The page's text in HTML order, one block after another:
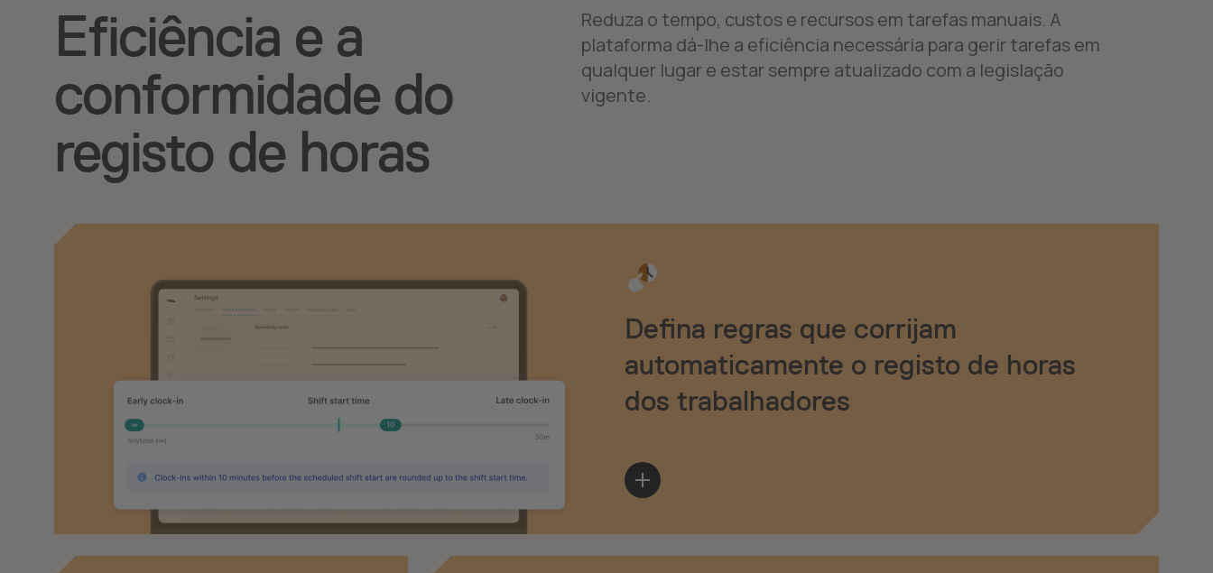
Eficiência e a
conformidade do
registo de horas
Reduza o tempo, custos e recursos em tarefas manuais. A
plataforma dá-lhe a eficiência necessária para gerir tarefas em
qualquer lugar e estar sempre atualizado com a legislação
vigente.
Defina regras que corrijam
automaticamente o registo de horas
dos trabalhadores